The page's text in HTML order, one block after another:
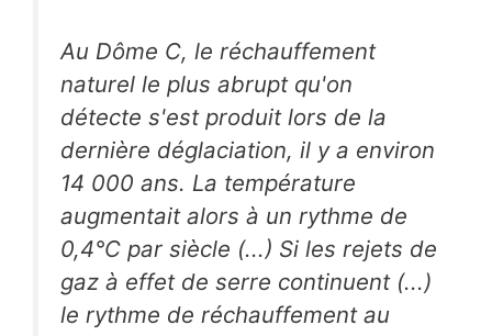
Au Dôme C, le réchauffement
naturel le plus abrupt qu'on
détecte s'est produit lors de la
dernière déglaciation, il y a environ
14 000 ans. La température
augmentait alors à un rythme de
0,4°C par siècle (...) Si les rejets de
gaz à effet de serre continuent (...)
le rythme de réchauffement au